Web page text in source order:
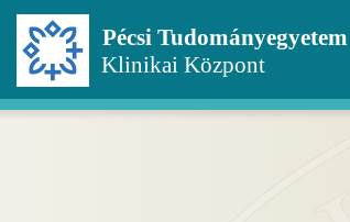
Ugrás
tartalomra